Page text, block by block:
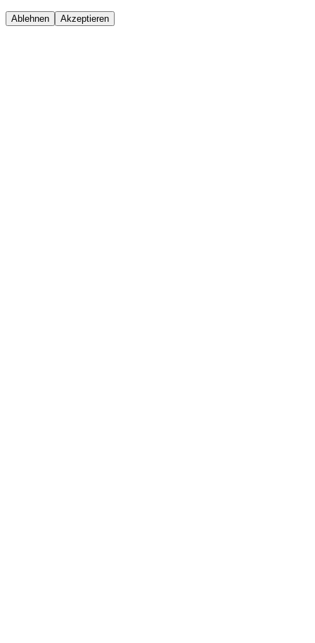
Ablehnen Akzeptieren